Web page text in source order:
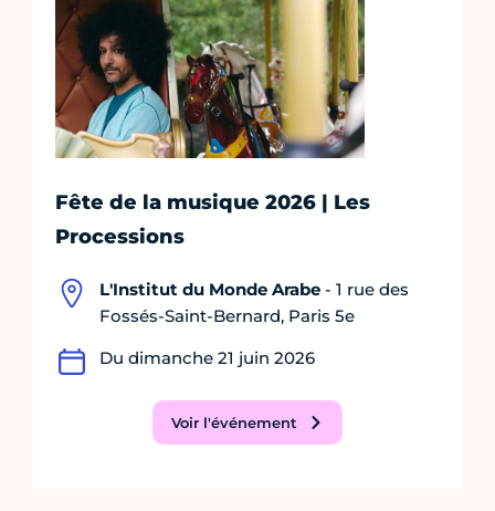
Fête de la musique 2026 | Les
Processions
L'Institut du Monde Arabe - 1 rue des
Fossés-Saint-Bernard, Paris 5e
Du dimanche 21 juin 2026
Voir l'événement